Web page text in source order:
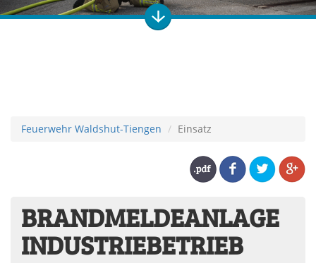
Feuerwehr Waldshut-Tiengen Einsatz
BRANDMELDEANLAGE
INDUSTRIEBETRIEB